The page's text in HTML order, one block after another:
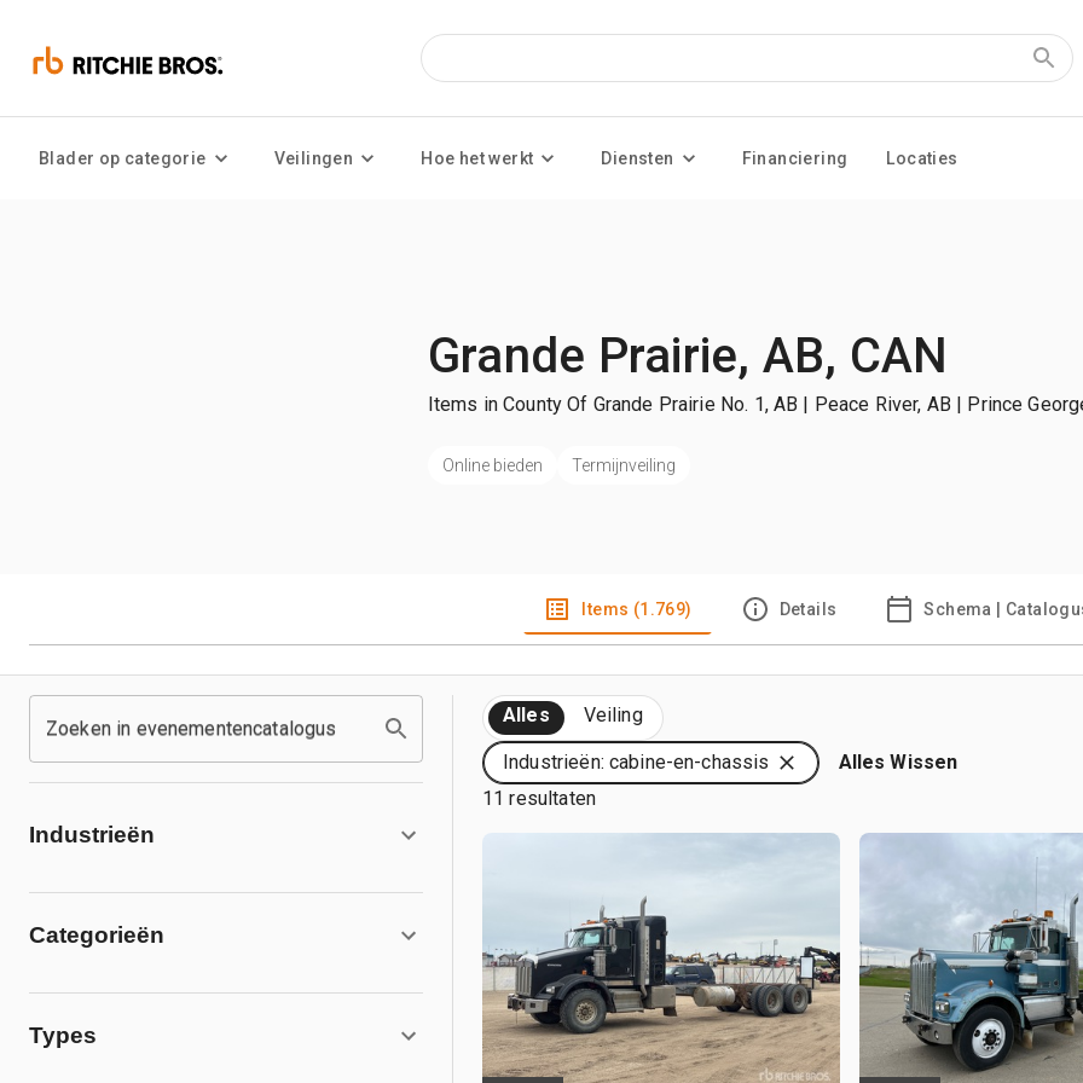
Blader op categorie Veilingen Hoe het werkt Diensten Financiering Locaties
Grande Prairie, AB, CAN
Items in County Of Grande Prairie No. 1, AB | Peace River, AB | Prince
Online bieden Termijnveiling
Items (1.769) Details Schema |
Zoeken in evenementencatalogus
Industrieën
Categorieën
Types
Alles Veiling
Industrieën: cabine-en-chassis
Alles Wissen
11 resultaten